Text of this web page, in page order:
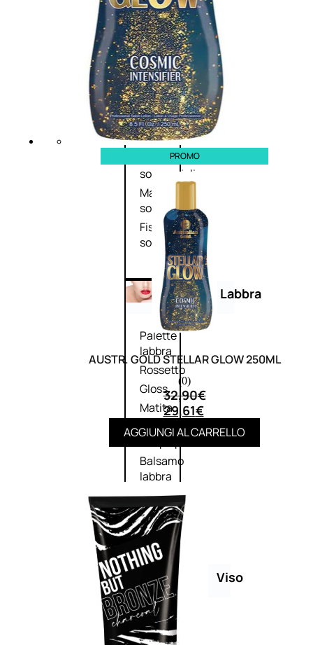
Primer
occhi
Eyeliner
Mascara
Matita
occhi
Antiocchiaie
e correttori
Matita
sopracciglia
Mascara
sopracciglia
Fissante
sopracciglia
Labbra
Palette
labbra
Rossetto
Gloss
Matita
labbra
Rimpolpante
Balsamo
labbra
BB e
CC
Cream
Viso
Palette
viso
PROMO
AUSTR. GOLD STELLAR GLOW 250ML
(0)
32,90€
29,61€
AGGIUNGI AL CARRELLO